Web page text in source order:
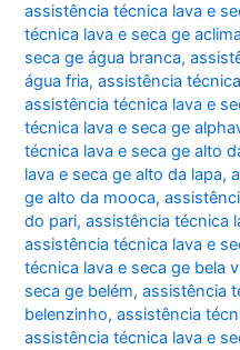
assistência técnica lava e
técnica lava e seca ge
seca ge água branca,
água fria,assistência
assistência técnica lava e
técnica lava e seca ge
técnica lava e seca ge alto
lava e seca ge alto da lapa,
ge alto da mooca,
do pari,assistência técnica
assistência técnica lava e
técnica lava e seca ge bela
seca ge belém,assistência
belenzinho,assistência
assistência técnica lava e